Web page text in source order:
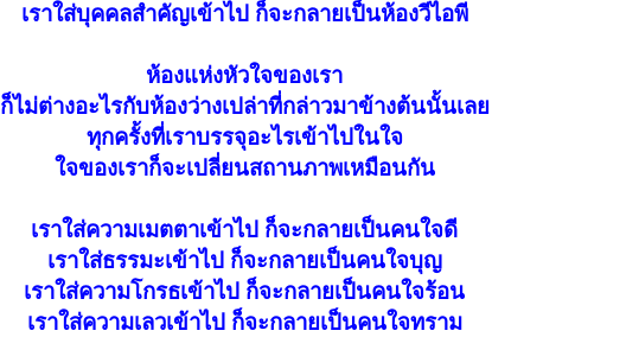
เราใส่บุคคลสำคัญเข้าไป ก็จะกลายเป็นห้องวีไอพี
ห้องแห่งหัวใจของเรา
ก็ไม่ต่างอะไรกับห้องว่างเปล่าที่กล่าวมาข้างต้นนั้นเลย
ทุกครั้งที่เราบรรจุอะไรเข้าไปในใจ
ใจของเราก็จะเปลี่ยนสถานภาพเหมือนกัน
เราใส่ความเมตตาเข้าไป ก็จะกลายเป็นคนใจดี
เราใส่ธรรมะเข้าไป ก็จะกลายเป็นคนใจบุญ
เราใส่ความโกรธเข้าไป ก็จะกลายเป็นคนใจร้อน
เราใส่ความเลวเข้าไป ก็จะกลายเป็นคนใจทราม